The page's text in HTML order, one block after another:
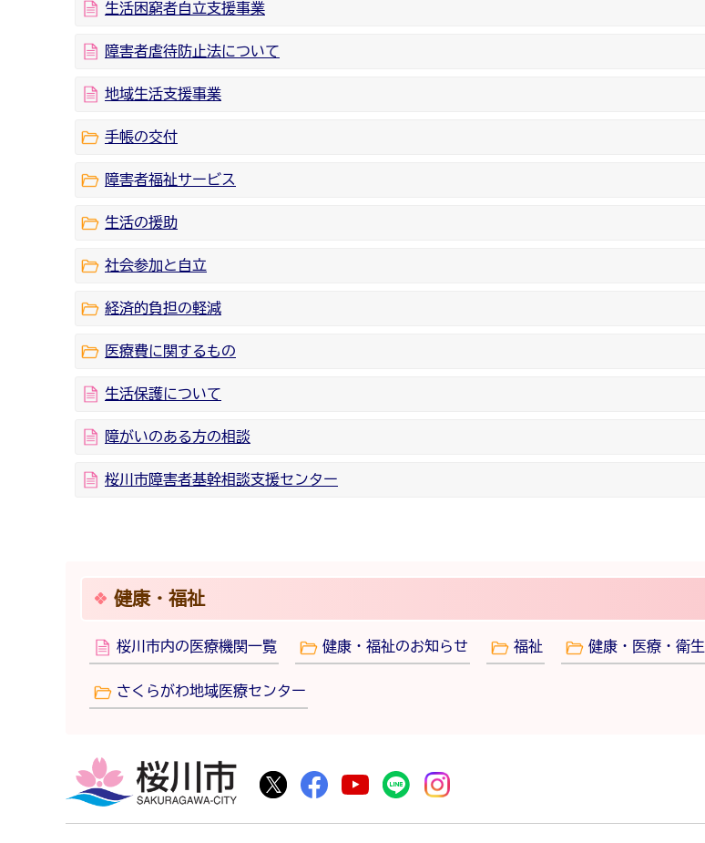
生活困窮者自立支援事業
障害者虐待防止法について
地域生活支援事業
手帳の交付
障害者福祉サービス
生活の援助
社会参加と自立
経済的負担の軽減
医療費に関するもの
生活保護について
障がいのある方の相談
桜川市障害者基幹相談支援センター
健康・福祉
桜川市内の医療機関一覧 健康・福祉のお知らせ 福祉 健康・医療・衛生
さくらがわ地域医療センター
桜川市公式Twitter
桜川市公式Facebook
桜川市公式YouTube
桜川市公式LINE